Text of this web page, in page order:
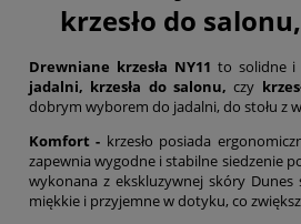
krzesło do
Drewniane krzesła NY11 to solidne i
jadalni, krzesła do salonu,czy
dobrym wyborem do jadalni, do stołu z
Komfort - krzesło posiada
zapewnia wygodne i stabilne siedzenie
wykonana z ekskluzywnej skóry Dunes
miękkie i przyjemne w dotyku, co